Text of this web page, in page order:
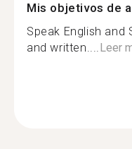
Mis objetivos de
Speak English and
and written....Leer